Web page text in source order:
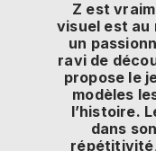
Z est
visuel est au
un
ravi de
propose le
modèles
l’histoire.
dans